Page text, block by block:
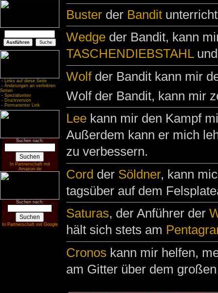
- Links auf diese Seite
- Änderungen an verlinkten
Seiten
- Spezialseiten
- Druckversion
- Permanenter Link
Suchen nach:
In Partnerschaft mit
Amazon.de
Suchen nach:
In Partnerschaft mit Google
Busterder Bandit
Wedgeder Bandit, kann
TASCHENDIEBSTAHL
Wolfder Bandit kann mir
Wolf der Bandit, kann mir
Leekann mir den Kampf
Außerdem kann er mich
zu verbessern.
Cord der Söldner, kann
tagsüber auf dem
Saturas, der Anführer der
hält sich stets am
Cronos kann mir helfen,
am Gitter über dem